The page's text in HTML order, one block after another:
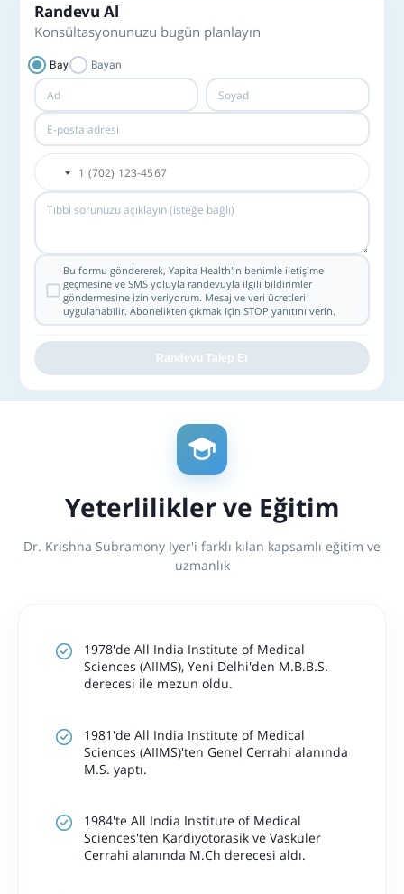
Randevu Al
Konsültasyonunuzu bugün planlayın
Bay Bayan
Bu formu göndererek, Yapita Health'in benimle iletişime
geçmesine ve SMS yoluyla randevuyla ilgili bildirimler
göndermesine izin veriyorum. Mesaj ve veri ücretleri
uygulanabilir. Abonelikten çıkmak için STOP yanıtını verin.
Randevu Talep Et
Yeterlilikler ve Eğitim
Dr. Krishna Subramony Iyer'i farklı kılan kapsamlı eğitim ve
uzmanlık
1978'de All India Institute of Medical
Sciences (AIIMS), Yeni Delhi'den M.B.B.S.
derecesi ile mezun oldu.
1981'de All India Institute of Medical
Sciences (AIIMS)'ten Genel Cerrahi alanında
M.S. yaptı.
1984'te All India Institute of Medical
Sciences'ten Kardiyotorasik ve Vasküler
Cerrahi alanında M.Ch derecesi aldı.